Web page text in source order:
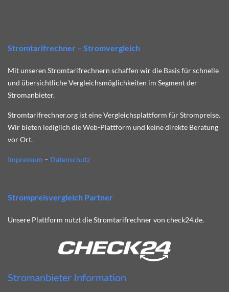
Stromtarifrechner – Stromvergleich
Mit unseren Stromtarifrechnern schaffen wir die Basis für schnelle
und übersichtliche Vergleichsmöglichkeiten im Segment der
Stromanbieter.
Stromtarifrechner.org ist eine Vergleichsplattform für Strompreise.
Wir bieten lediglich die Web-Plattform und keine direkte Beratung
vor Ort.
Impressum – Datenschutz
Strompreisvergleich Partner
Unsere Plattform nutzt die Stromtarifrechner von check24.de.
Stromanbieter Information